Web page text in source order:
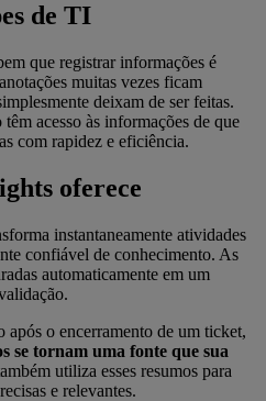
de TI
que registrar informações é
muitas vezes ficam
deixam de ser feitas.
acesso às informações de que
com rapidez e eficiência.
oferece
instantaneamente atividades
confiável de conhecimento. As
automaticamente em um
o encerramento de um ticket,
se tornam uma fonte que sua
utiliza esses resumos para
e relevantes.